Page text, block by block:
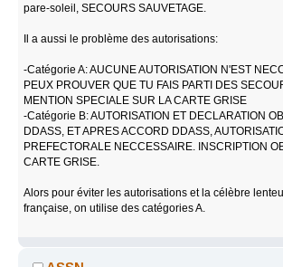
pare-soleil, SECOURS SAUVETAGE.
Il a aussi le problème des autorisations:
-Catégorie A: AUCUNE AUTORISATION N'EST
PEUX PROUVER QUE TU FAIS PARTI DES
MENTION SPECIALE SUR LA CARTE GRISE
-Catégorie B: AUTORISATION ET DECLARATION
DDASS, ET APRES ACCORD DDASS,
PREFECTORALE NECCESSAIRE. INSCRIPTION
CARTE GRISE.
Alors pour éviter les autorisations et la célèbre
française, on utilise des catégories A.